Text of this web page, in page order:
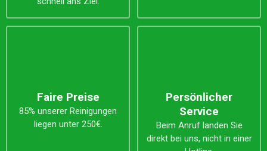
Faire Preise
85% unserer Reinigungen
liegen unter 250€.
Persönlicher
Service
Beim Anruf landen Sie
direkt bei uns, nicht in einer